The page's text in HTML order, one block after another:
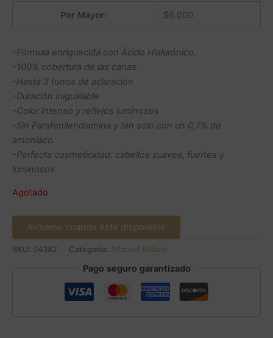
Por Mayor: $6.000
-Fórmula enriquecida con Ácido Hialurónico.
-100% cobertura de las canas.
-Hasta 3 tonos de aclaración
-Duración inigualable
-Color intenso y reflejos luminosos
-Sin Parafenilendiamina y tan solo con un 0,7% de
amoniaco.
-Perfecta cosmeticidad: cabellos suaves, fuertes y
luminosos
Agotado
Avísame cuando este disponible
SKU: 04382 Categoría: Alfaparf Milano
Pago seguro garantizado